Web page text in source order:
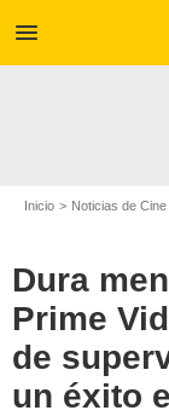
menu
Inicio Noticias de
Dura
Prime
de
un éxito